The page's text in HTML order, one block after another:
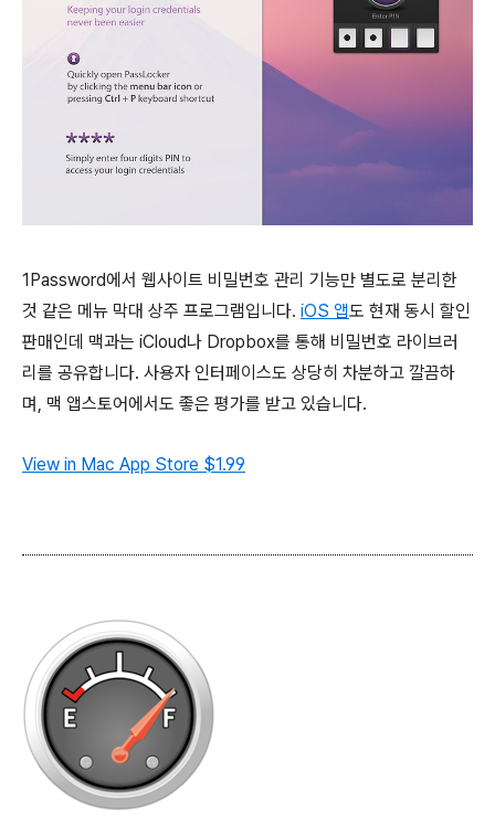
1Password에서 웹사이트 비밀번호 관리 기능만 별도로 분리한
것 같은 메뉴 막대 상주 프로그램입니다. iOS 앱도 현재 동시 할인
판매인데 맥과는 iCloud나 Dropbox를 통해 비밀번호 라이브러
리를 공유합니다. 사용자 인터페이스도 상당히 차분하고 깔끔하
며, 맥 앱스토어에서도 좋은 평가를 받고 있습니다.
View in Mac App Store $1.99